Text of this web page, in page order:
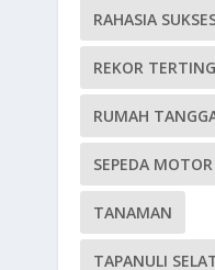
RAHASIA
REKOR
RUMAH
SEPEDA MOTOR
TANAMAN
TAPANULI